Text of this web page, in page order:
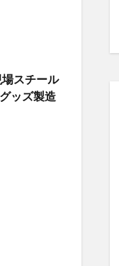
スチール
ッズ製造